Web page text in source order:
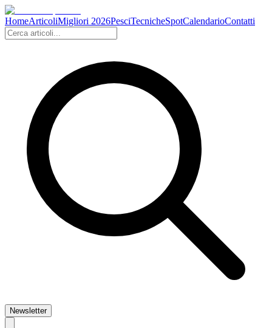
HomeArticoliMigliori 2026PesciTecnicheSpotCalendarioContatti
Newsletter